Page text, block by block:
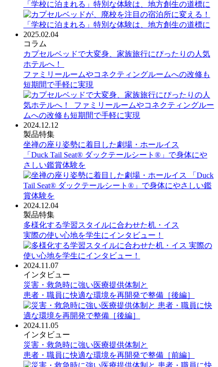
「学校に泊まれる」特別な体験は、地方創生の道標に
2025.02.04
コラム
カプセルベッドで大変身、家族旅行にぴったりの人気
ホテルへ！
ファミリールームやコネクティングルームへの改修も
短期間で手軽に実現
2024.12.12
製品特集
坐禅の座り姿勢に着目した劇場・ホールイス
「Duck Tail Seat® ダックテールシート®」で身体にや
さしい鑑賞体験を
2024.12.04
製品特集
多様化する学習スタイルに合わせた机・イス
実際の使い心地を学生にインタビュー！
2024.11.07
インタビュー
災害・救急時に強い医療提供体制と
患者・職員に快適な環境を再開発で整備［後編］
2024.11.05
インタビュー
災害・救急時に強い医療提供体制と
患者・職員に快適な環境を再開発で整備［前編］